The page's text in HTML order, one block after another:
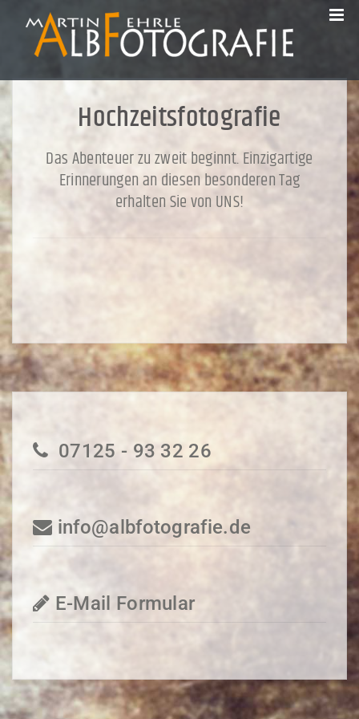
Hochzeitsfotografie
Das Abenteuer zu zweit beginnt. Einzigartige
Erinnerungen an diesen besonderen Tag
erhalten Sie von UNS!
Beitragsnavigation
07125 - 93 32 26
info@albfotografie.de
E-Mail Formular